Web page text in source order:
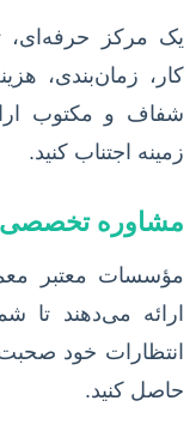
یک مرکز حرفه‌ای،
کار، زمان‌بندی،
شفاف و مکتوب
زمینه اجتناب کنید.
مشاوره تخصصی
مؤسسات معتبر
ارائه می‌دهند تا
انتظارات خود
حاصل کنید.